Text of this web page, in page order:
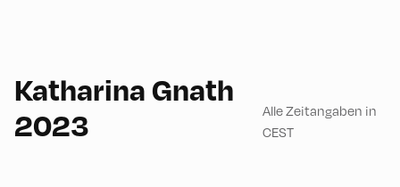
Katharina Gnath
2023
Alle Zeitangaben in
CEST